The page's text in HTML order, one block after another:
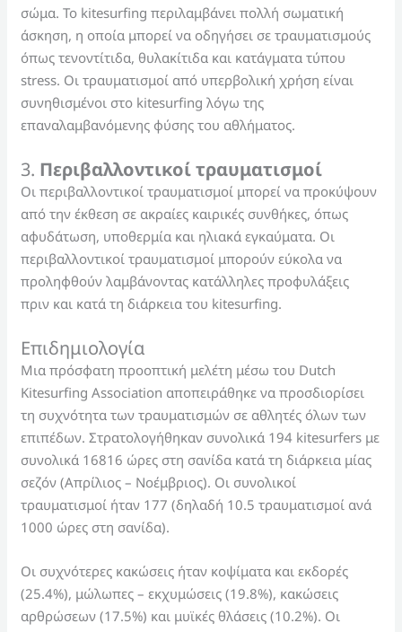
σώμα. Το kitesurfing περιλαμβάνει πολλή σωματική
άσκηση, η οποία μπορεί να οδηγήσει σε τραυματισμούς
όπως τενοντίτιδα, θυλακίτιδα και κατάγματα τύπου
stress. Οι τραυματισμοί από υπερβολική χρήση είναι
συνηθισμένοι στο kitesurfing λόγω της
επαναλαμβανόμενης φύσης του αθλήματος.
3. Περιβαλλοντικοί τραυματισμοί
Οι περιβαλλοντικοί τραυματισμοί μπορεί να προκύψουν
από την έκθεση σε ακραίες καιρικές συνθήκες, όπως
αφυδάτωση, υποθερμία και ηλιακά εγκαύματα. Οι
περιβαλλοντικοί τραυματισμοί μπορούν εύκολα να
προληφθούν λαμβάνοντας κατάλληλες προφυλάξεις
πριν και κατά τη διάρκεια του kitesurfing.
Επιδημιολογία
Μια πρόσφατη προοπτική μελέτη μέσω του Dutch
Kitesurfing Association αποπειράθηκε να προσδιορίσει
τη συχνότητα των τραυματισμών σε αθλητές όλων των
επιπέδων. Στρατολογήθηκαν συνολικά 194 kitesurfers με
συνολικά 16816 ώρες στη σανίδα κατά τη διάρκεια μίας
σεζόν (Απρίλιος – Νοέμβριος). Οι συνολικοί
τραυματισμοί ήταν 177 (δηλαδή 10.5 τραυματισμοί ανά
1000 ώρες στη σανίδα).
Οι συχνότερες κακώσεις ήταν κοψίματα και εκδορές
(25.4%), μώλωπες – εκχυμώσεις (19.8%), κακώσεις
αρθρώσεων (17.5%) και μυϊκές θλάσεις (10.2%). Οι